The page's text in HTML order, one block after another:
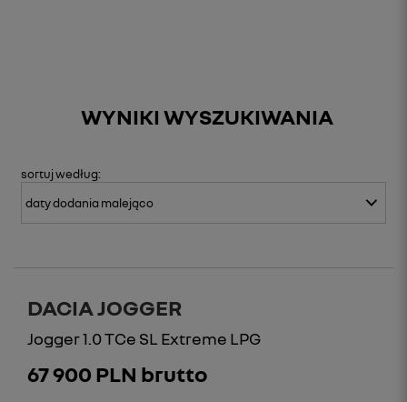
WYNIKI WYSZUKIWANIA
sortujwedług:
DACIA JOGGER
Jogger 1.0 TCe SL Extreme LPG
67 900 PLN brutto